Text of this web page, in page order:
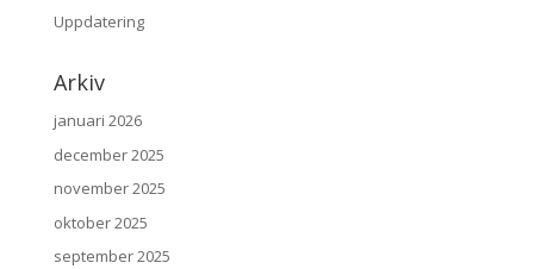
Uppdatering
Arkiv
januari 2026
december 2025
november 2025
oktober 2025
september 2025